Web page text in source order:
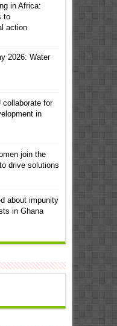
in Africa:
to
action
2026: Water
collaborate for
in
join the
drive solutions
about impunity
in Ghana